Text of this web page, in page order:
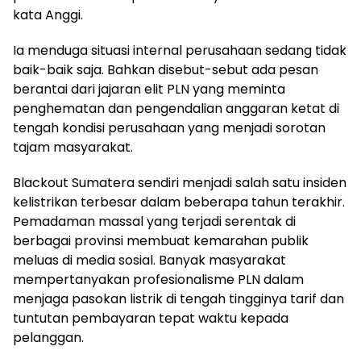
kata Anggi.
Ia menduga situasi internal perusahaan sedang tidak
baik-baik saja. Bahkan disebut-sebut ada pesan
berantai dari jajaran elit PLN yang meminta
penghematan dan pengendalian anggaran ketat di
tengah kondisi perusahaan yang menjadi sorotan
tajam masyarakat.
Blackout Sumatera sendiri menjadi salah satu insiden
kelistrikan terbesar dalam beberapa tahun terakhir.
Pemadaman massal yang terjadi serentak di
berbagai provinsi membuat kemarahan publik
meluas di media sosial. Banyak masyarakat
mempertanyakan profesionalisme PLN dalam
menjaga pasokan listrik di tengah tingginya tarif dan
tuntutan pembayaran tepat waktu kepada
pelanggan.